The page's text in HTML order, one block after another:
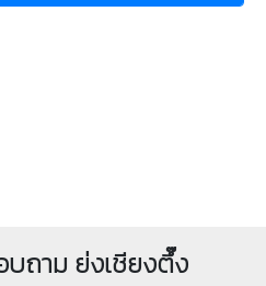
ถาม ย่งเชียงตึ๊ง